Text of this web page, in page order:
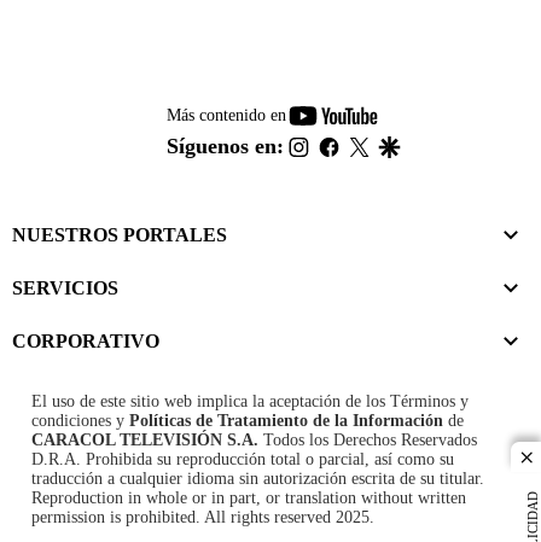
Más contenido en
youtube-
footer
Síguenos en: instagram
facebook
twitter
NUESTROS PORTALES
SERVICIOS
CORPORATIVO
El uso de este sitio web implica la aceptación de los Términos y
condiciones y Políticas de Tratamiento de la Información de
CARACOL TELEVISIÓN S.A. Todos los Derechos Reservados
D.R.A. Prohibida su reproducción total o parcial, así como su
traducción a cualquier idioma sin autorización escrita de su titular.
Reproduction in whole or in part, or translation without written
permission is prohibited. All rights reserved 2025.